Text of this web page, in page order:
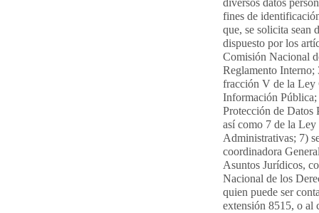
diversos datos
fines de
que, se solicita sean
dispuesto por los
Comisión Nacional
Reglamento
fracción V de la Ley
Información
Protección de Datos
así como 7 de la Ley
Administrativas; 7)
coordinadora
Asuntos Jurídicos,
Nacional de los
quien puede ser
extensión 8515, o al